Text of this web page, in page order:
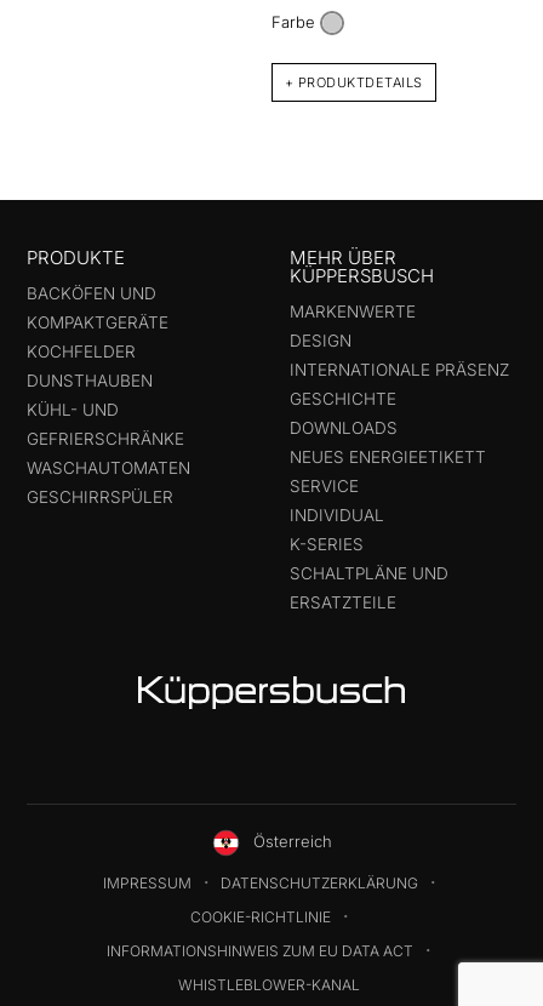
Farbe
+ PRODUKTDETAILS
PRODUKTE
BACKÖFEN UND
KOMPAKTGERÄTE
KOCHFELDER
DUNSTHAUBEN
KÜHL- UND
GEFRIERSCHRÄNKE
WASCHAUTOMATEN
GESCHIRRSPÜLER
MEHR ÜBER
KÜPPERSBUSCH
MARKENWERTE
DESIGN
INTERNATIONALE PRÄSENZ
GESCHICHTE
DOWNLOADS
NEUES ENERGIEETIKETT
SERVICE
INDIVIDUAL
K-SERIES
SCHALTPLÄNE UND
ERSATZTEILE
Österreich
IMPRESSUM
DATENSCHUTZERKLÄRUNG
COOKIE-RICHTLINIE
INFORMATIONSHINWEIS ZUM EU DATA ACT
WHISTLEBLOWER-KANAL